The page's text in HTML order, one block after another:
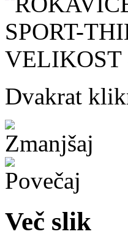
Dvakrat
Več slik